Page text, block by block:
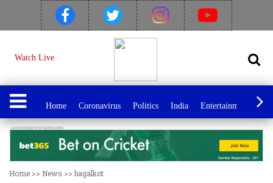
Watch Live
Home Coronavirus Politics India Entertainment
Home >> News >> bagalkot